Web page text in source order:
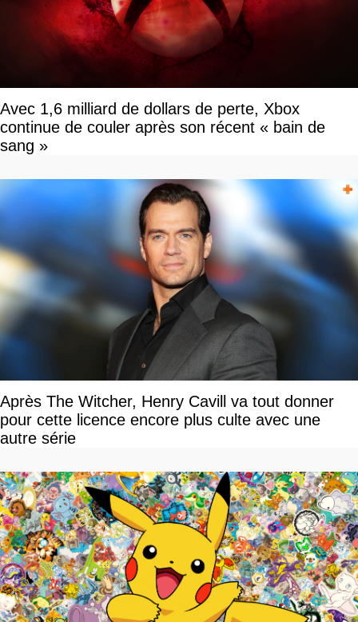
Avec 1,6 milliard de dollars de perte, Xbox
continue de couler après son récent « bain de
sang »
Après The Witcher, Henry Cavill va tout donner
pour cette licence encore plus culte avec une
autre série